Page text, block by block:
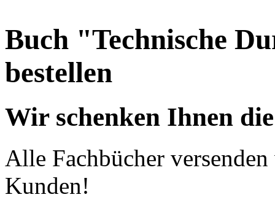
Buch "Technische
bestellen
Wir schenken Ihnen
Alle Fachbücher
Kunden!